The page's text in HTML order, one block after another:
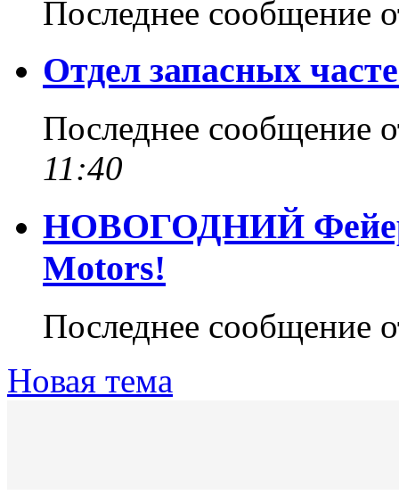
Последнее сообщение
Отдел запасных
Последнее сообщение
11:40
НОВОГОДНИЙ
Motors!
Последнее сообщение
Новая тема